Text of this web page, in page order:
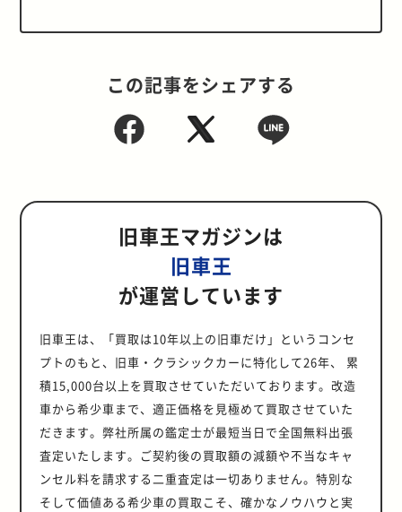
この記事をシェアする
旧車王マガジンは
旧車王
が運営しています
旧車王は、「買取は10年以上の旧車だけ」というコンセ
プトのもと、旧車・クラシックカーに特化して26年、 累
積15,000台以上を買取させていただいております。改造
車から希少車まで、適正価格を見極めて買取させていた
だきます。弊社所属の鑑定士が最短当日で全国無料出張
査定いたします。ご契約後の買取額の減額や不当なキャ
ンセル料を請求する二重査定は一切ありません。特別な
そして価値ある希少車の買取こそ、確かなノウハウと実